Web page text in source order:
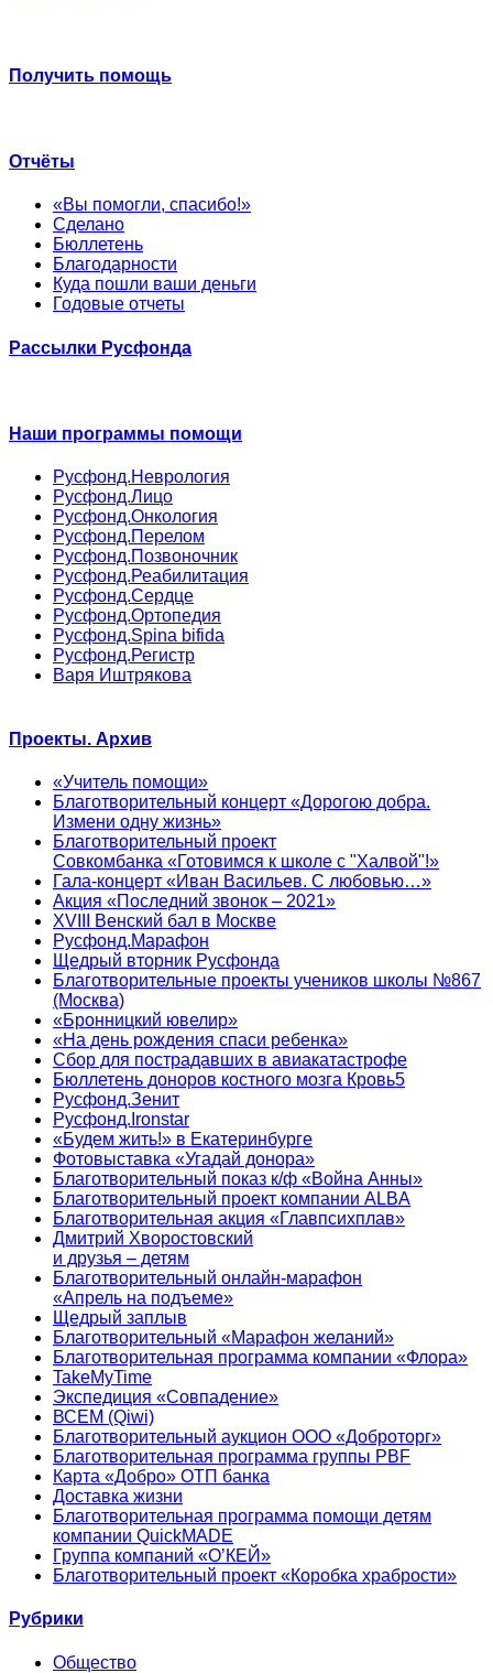
Получить помощь
Отчёты
«Вы помогли, спасибо!»
Сделано
Бюллетень
Благодарности
Куда пошли ваши деньги
Годовые отчеты
Рассылки Русфонда
Наши программы помощи
Русфонд.Неврология
Русфонд.Лицо
Русфонд.Онкология
Русфонд.Перелом
Русфонд.Позвоночник
Русфонд.Реабилитация
Русфонд.Сердце
Русфонд.Ортопедия
Русфонд.Spina bifida
Русфонд.Регистр
Варя Иштрякова
Проекты. Архив
«Учитель помощи»
Благотворительный концерт «Дорогою добра.
Измени одну жизнь»
Благотворительный проект
Совкомбанка «Готовимся к школе с "Халвой"!»
Гала-концерт «Иван Васильев. С любовью…»
Акция «Последний звонок – 2021»
XVIII Венский бал в Москве
Русфонд.Марафон
Щедрый вторник Русфонда
Благотворительные проекты учеников школы №867
(Москва)
«Бронницкий ювелир»
«На день рождения спаси ребенка»
Сбор для пострадавших в авиакатастрофе
Бюллетень доноров костного мозга Кровь5
Русфонд.Зенит
Русфонд.Ironstar
«Будем жить!» в Екатеринбурге
Фотовыставка «Угадай донора»
Благотворительный показ к/ф «Война Анны»
Благотворительный проект компании ALBA
Благотворительная акция «Главпсихплав»
Дмитрий Хворостовский
и друзья – детям
Благотворительный онлайн‑марафон
«Апрель на подъеме»
Щедрый заплыв
Благотворительный «Марафон желаний»
Благотворительная программа компании «Флора»
TakeMyTime
Экспедиция «Совпадение»
ВСЕМ (Qiwi)
Благотворительный аукцион ООО «Доброторг»
Благотворительная программа группы PBF
Карта «Добро» ОТП банка
Доставка жизни
Благотворительная программа помощи детям
компании QuickMADE
Группа компаний «О’КЕЙ»
Благотворительный проект «Коробка храбрости»
Рубрики
Общество